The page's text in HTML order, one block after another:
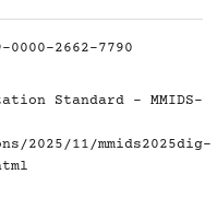
2662-7790
Standard - MMIDS-
11/mmids2025dig-